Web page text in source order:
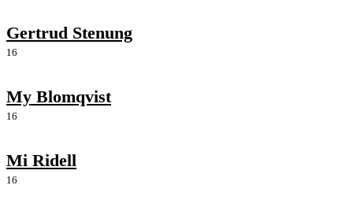
Gertrud Stenung
16
My Blomqvist
16
Mi Ridell
16